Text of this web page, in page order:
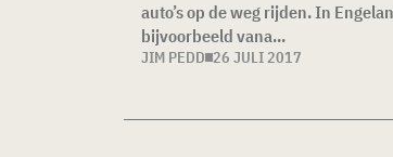
auto’s op de weg rijden. In
bijvoorbeeld vana...
JIM PEDD 26 JULI 2017